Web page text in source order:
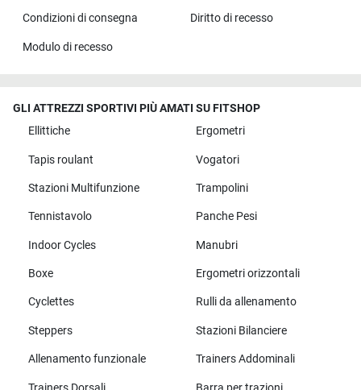
Condizioni di consegna Diritto di recesso
Modulo di recesso
GLI ATTREZZI SPORTIVI PIÙ AMATI SU FITSHOP
Ellittiche
Ergometri
Tapis roulant Vogatori
Stazioni Multifunzione Trampolini
Tennistavolo Panche Pesi
Indoor Cycles Manubri
Boxe Ergometri orizzontali
Cyclettes Rulli da allenamento
Steppers Stazioni Bilanciere
Allenamento funzionale Trainers Addominali